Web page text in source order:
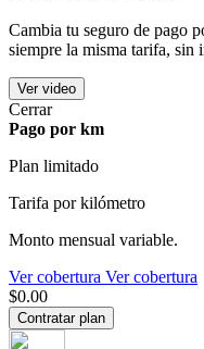
Cambia tu seguro de pago
siempre la misma tarifa, sin
Ver video
Cerrar
Pago por km
Plan limitado
Tarifa por kilómetro
Monto mensual variable.
Ver cobertura Ver cobertura
$0.00
Contratar plan